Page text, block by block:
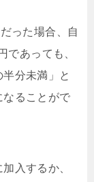
った場合、自
であっても、
分未満」と
なることがで
入するか、